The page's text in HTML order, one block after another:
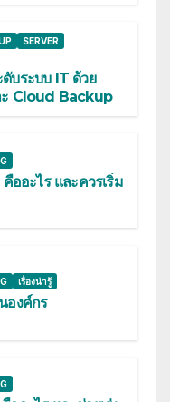
SERVER
บระบบ IT ด้วย
Cloud Backup
อะไร และควรเริ่ม
เรื่องน่ารู้
องค์กร